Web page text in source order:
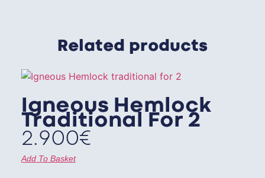
Related products
Igneous Hemlock
Traditional For 2
2.900€
Add To Basket